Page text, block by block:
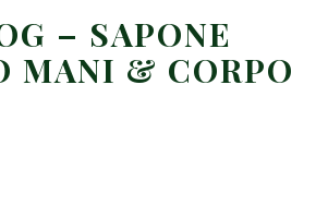
– SAPONE
MANI & CORPO